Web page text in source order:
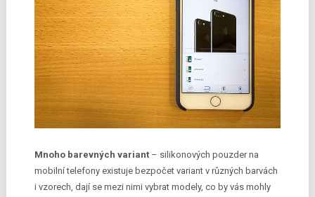
Mnoho barevných variant– silikonových pouzder na
mobilní telefony existuje bezpočet variant v různých barvách
i vzorech, dají se mezi nimi vybrat modely, co by vás mohly